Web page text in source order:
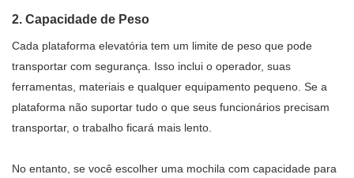
2. Capacidade de Peso
Cada plataforma elevatória tem um limite de peso que pode
transportar com segurança. Isso inclui o operador, suas
ferramentas, materiais e qualquer equipamento pequeno. Se a
plataforma não suportar tudo o que seus funcionários precisam
transportar, o trabalho ficará mais lento.
No entanto, se você escolher uma mochila com capacidade para